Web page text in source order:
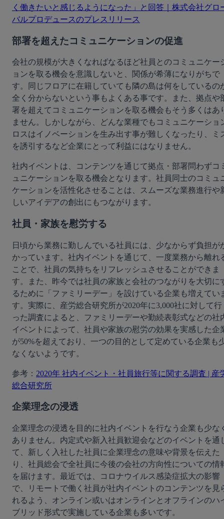
く働きたいと感じるようになった」と回答｜株式会社グロ
バルプロデュースのプレスリリース
部署を超えたコミュニケーションの促進
会社の規模が大きくなればなるほど社員とのコミュニケー
ョンを取る機会を意識しないと、関係が希薄になりがちで
す。同じフロアに在籍していても隣の島は何をしているの
全く分からないという事もよくある事です。また、拠点や
署を超えてコミュニケーションを取る機会もそう多くはあ
ません。しかしながら、どんな業種でもコミュニケーショ
ロスはイノベーションを生み出す事が難しくなったり、ミ
を誘引するなど企業にとって利益にはなりません。
社内イベントは、コンテンツを通じて拠点・部署問わずコ
ュニケーションを取る機会となります。社員同士のコミュ
ケーションを活性化させることは、スムーズな業務進行や
しいアイデアの創出にもつながります。
社員・家族を慰労する
日頃から業務に勤しんでいる社員には、少なからず負担が
かっています。社内イベントを通じて、一度業務から離れ
ことで、社員の気持ちをリフレッシュさせることができま
す。また、昨今では社員の家族と会社のつながりを大切に
るために「ファミリーデー」を設けている企業も増えてい
す。実際に、産労総合研究所が2020年に3,000社に対して行
った調査によると、ファミリーデーや勤続表彰式などの社
イベントによって、社員や家族の慰労の効果を実感した企
が50%を超えており、一つの目的として定めている企業も
なくないようです。
参考： 2020年 社内イベント・社員旅行等に関する調査 | 産
総合研究所
企業理念の浸透
企業理念の浸透を目的に社内イベントを行なう企業も少な
ありません。内定式や新入社員歓迎会などのイベントを通
て、新しく入社した社員に企業理念の意味や背景を伝えた
り、社員総会で全社員に今後の会社の方向性についての情
を届けます。最近では、コロナウイルス感染症拡大の影響
で、リモートで働く社員が社内イベントのコンテンツを見
れるよう、オンライン或いはオンラインとオフラインのハ
ブリッド形式で実施している企業も多いです。